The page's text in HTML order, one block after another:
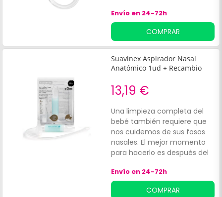
para el bebé.
Envío en 24-72h
COMPRAR
Suavinex Aspirador Nasal
Anatómico 1ud + Recambio
13,19 €
Una limpieza completa del
bebé también requiere que
nos cuidemos de sus fosas
nasales. El mejor momento
para hacerlo es después del
un suero fisiológico para
ayudar a desprender la
mucosidad.
Envío en 24-72h
COMPRAR